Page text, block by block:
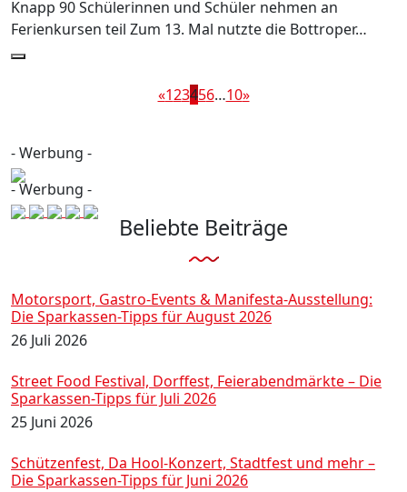
Knapp 90 Schülerinnen und Schüler nehmen an
Ferienkursen teil Zum 13. Mal nutzte die Bottroper…
«123456…10»
- Werbung -
- Werbung -
Beliebte Beiträge
Motorsport, Gastro-Events & Manifesta-Ausstellung:
Die Sparkassen-Tipps für August 2026
26 Juli 2026
Street Food Festival, Dorffest, Feierabendmärkte – Die
Sparkassen-Tipps für Juli 2026
25 Juni 2026
Schützenfest, Da Hool-Konzert, Stadtfest und mehr –
Die Sparkassen-Tipps für Juni 2026